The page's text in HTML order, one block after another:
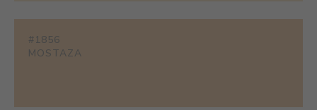
#1856
MOSTAZA